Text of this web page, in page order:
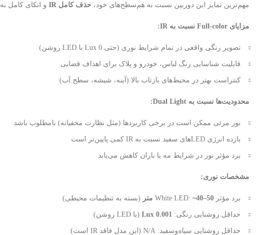
مهم‌ترین تمایز این دوربین نسبت به هم‌سطح‌های خود، حذف کامل IR و اتکای کامل به
مزایای Full-color نسبت به IR:
تصویر رنگی واقعی در تمام شرایط نوری (حتی 0 Lux با LED روشن)
قابلیت شناسایی رنگ لباس، خودرو و پلاک برای اهداف قضایی
کنتراست بهتر در محیط‌های بازتاب بالا (آینه، شیشه، سطح آب)
محدودیت‌ها نسبت به Dual Light:
نور مرئی ممکن است در برخی کاربردها (مثل نظارت مخفیانه) نامطلوب باشد
بازده انرژی LEDهای سفید نسبت به IR کمی پایین‌تر است
برد مؤثر نور در شرایط مه یا باران کاهش می‌یابد
مشخصات نوری:
برد مؤثر White LED: ~40–50 متر (بسته به تنظیمات محیطی)
حداقل روشنایی رنگی: 0.001 Lux (با LED روشن)
حداقل روشنایی سیاه‌وسفید: N/A (این مدل فاقد IR است)